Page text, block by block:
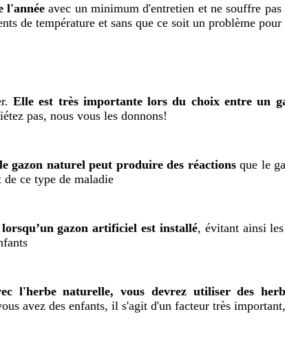
l'année avec un minimum d'entretien et ne souffre
de température et sans que ce soit un problème
Elle est très importante lors du choix entre un
pas, nous vous les donnons!
le gazon naturel peut produire des réactionsque le
ce type de maladie
gazon artificiel est installé, évitant ainsi
l'herbe naturelle, vous devrez utiliser des
avez des enfants, il s'agit d'un facteur très